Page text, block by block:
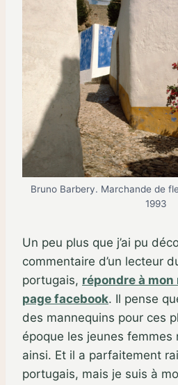
Bruno Barbery. Marchande de
1993
Un peu plus que j’ai pu
commentaire d’un lecteur
portugais, répondre à
page facebook. Il pense
des mannequins pour ces
époque les jeunes femmes
ainsi. Et il a parfaitement
portugais, mais je suis à